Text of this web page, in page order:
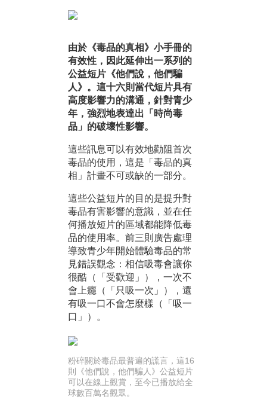
由於《毒品的真相》小手冊的
有效性，因此延伸出一系列的
公益短片《他們說，他們騙
人》。這十六則當代短片具有
高度影響力的溝通，針對青少
年，強烈地表達出「時尚毒
品」的破壞性影響。
這些訊息可以有效地勸阻首次
毒品的使用，這是「毒品的真
相」計畫不可或缺的一部分。
這些公益短片的目的是提升對
毒品有害影響的意識，並在任
何播放短片的區域都能降低毒
品的使用率。前三則廣告處理
導致青少年開始體驗毒品的常
見錯誤觀念：相信吸毒會讓你
很酷（「受歡迎」），一次不
會上癮（「只吸一次」），還
有吸一口不會怎麼樣（「吸一
口」）。
粉碎關於毒品最普遍的謊言，這16
則《他們說，他們騙人》公益短片
可以在線上觀賞，至今已播放給全
球數百萬名觀眾。